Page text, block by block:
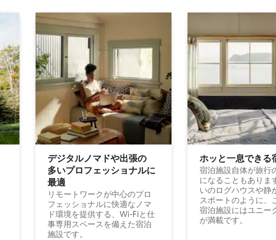
デジタルノマドや出⁠張⁠の
多⁠いプ⁠ロ⁠フ⁠ェ⁠ッ⁠シ⁠ョ⁠ナ⁠ル⁠に
最⁠適
リモートワークが中心のプロ
フェッショナルに快適なノマ
ド環境を提供する、Wi-Fiと仕
事専用スペースを備えた宿泊
施設です。
ホッと一⁠息⁠で⁠き⁠る
宿泊施設自体が旅行
になることもありま
いのログハウスや静
スボートのように、
宿泊施設にはユニー
が満載です。